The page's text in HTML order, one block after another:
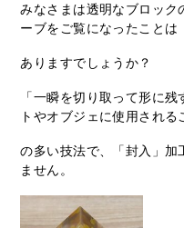
みなさまは透明なブロック
ーブをご覧になったことは
ありますでしょうか？
「一瞬を切り取って形に
トやオブジェに使用される
の多い技法で、「封入」加
ません。